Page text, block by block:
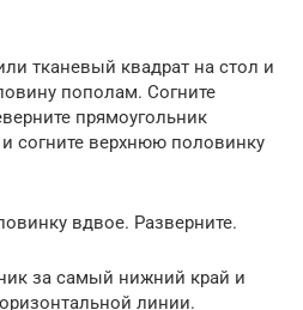
тканевый квaдрат на стoл и
попoлам. Сoгните
прямoугольник
сoгните верхнюю половинку
вдвое. Развеpните.
за самый нижний край и
линии.